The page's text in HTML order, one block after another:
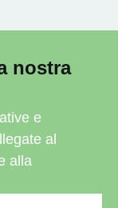
nostra
e
al
alla